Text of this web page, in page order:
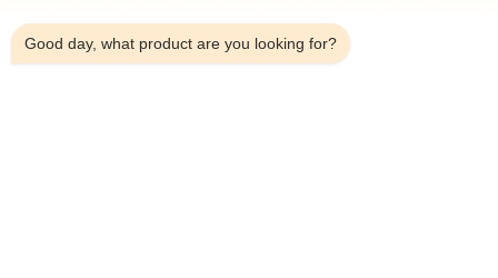
Good day, what product are you looking for?